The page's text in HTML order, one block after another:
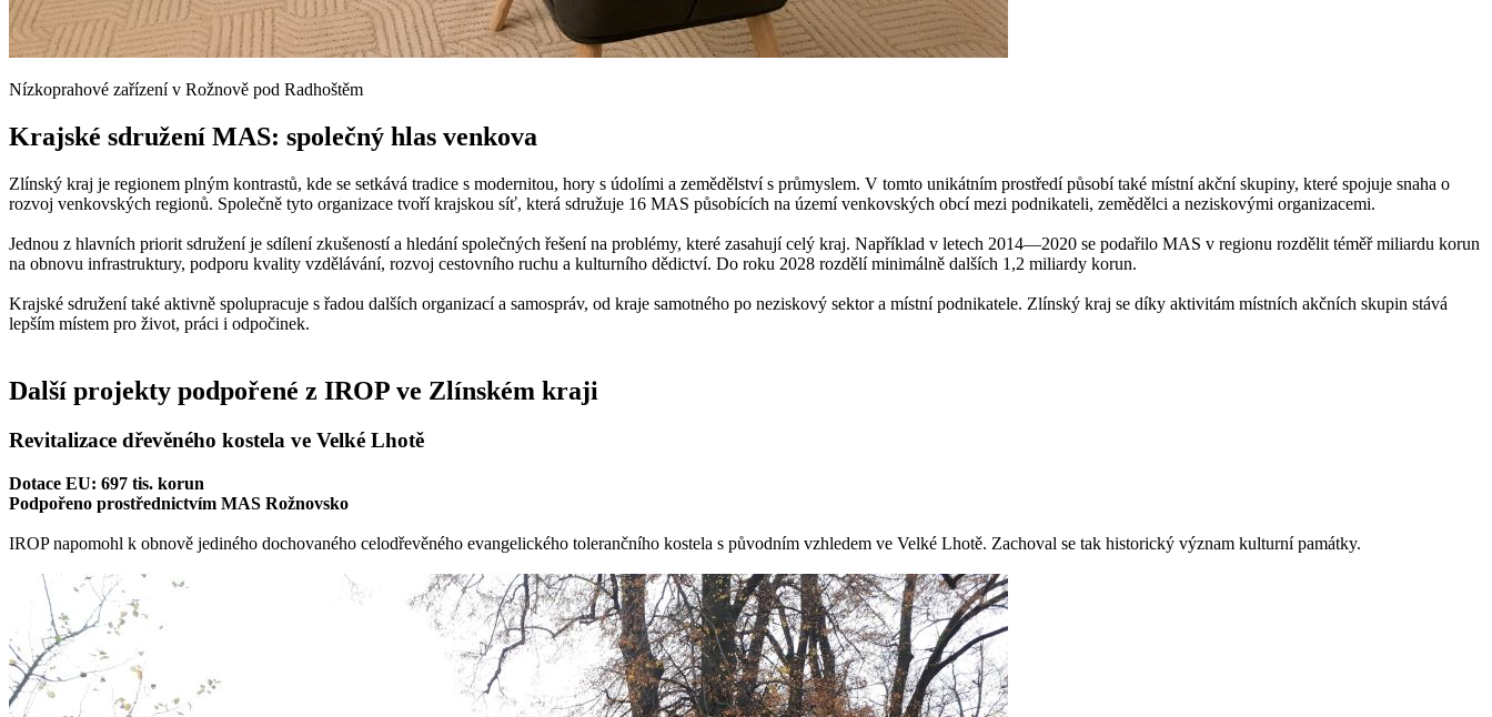
Nízkoprahové zařízení v Rožnově pod Radhoštěm
Krajské sdružení MAS: společný hlas venkova
Zlínský kraj je regionem plným kontrastů, kde se setkává tradice s modernitou, hory s údolími a zemědělství s průmyslem. V tomto unikátním prostředí působí také místní akční skupiny, které spojuje snaha o
rozvoj venkovských regionů. Společně tyto organizace tvoří krajskou síť, která sdružuje 16 MAS působících na území venkovských obcí mezi podnikateli, zemědělci a neziskovými organizacemi.
Jednou z hlavních priorit sdružení je sdílení zkušeností a hledání společných řešení na problémy, které zasahují celý kraj. Například v letech 2014—2020 se podařilo MAS v regionu rozdělit téměř miliardu korun
na obnovu infrastruktury, podporu kvality vzdělávání, rozvoj cestovního ruchu a kulturního dědictví. Do roku 2028 rozdělí minimálně dalších 1,2 miliardy korun.
Krajské sdružení také aktivně spolupracuje s řadou dalších organizací a samospráv, od kraje samotného po neziskový sektor a místní podnikatele. Zlínský kraj se díky aktivitám místních akčních skupin stává
lepším místem pro život, práci i odpočinek.
Další projekty podpořené z IROP ve Zlínském kraji
Revitalizace dřevěného kostela ve Velké Lhotě
Dotace EU: 697 tis. korun
Podpořeno prostřednictvím MAS Rožnovsko
IROP napomohl k obnově jediného dochovaného celodřevěného evangelického tolerančního kostela s původním vzhledem ve Velké Lhotě. Zachoval se tak historický význam kulturní památky.